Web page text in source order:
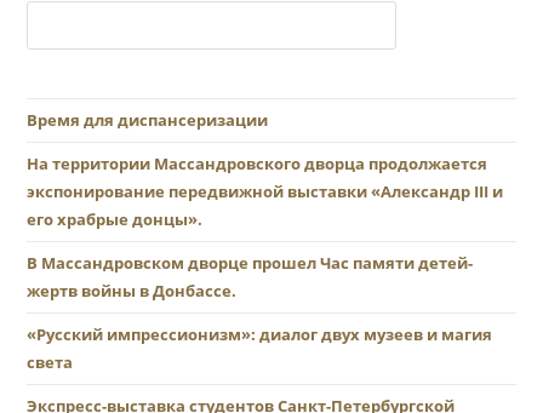
Время для диспансеризации
На территории Массандровского дворца продолжается
экспонирование передвижной выставки «Александр III и
его храбрые донцы».
В Массандровском дворце прошел Час памяти детей-
жертв войны в Донбассе.
«Русский импрессионизм»: диалог двух музеев и магия
света
Экспресс-выставка студентов Санкт-Петербургской